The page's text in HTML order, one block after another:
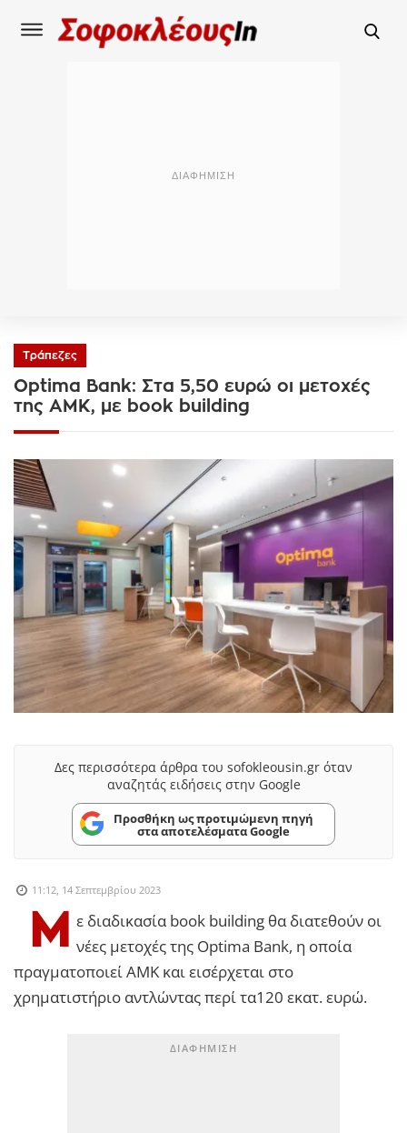
Τράπεζες
Optima Bank: Στα 5,50 ευρώ οι μετοχές
της ΑΜΚ, με book building
Δες περισσότερα άρθρα του sofokleousin.gr όταν
αναζητάς ειδήσεις στην Google
Προσθήκη ως προτιμώμενη πηγή
στα αποτελέσματα Google
11:12, 14 Σεπτεμβρίου 2023
Μ
ε διαδικασία book building θα διατεθούν οι
νέες μετοχές της Optima Bank, η οποία
πραγματοποιεί ΑΜΚ και εισέρχεται στο
χρηματιστήριο αντλώντας περί τα120 εκατ. ευρώ.